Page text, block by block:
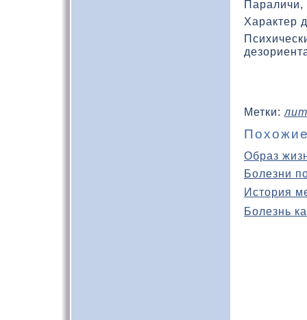
Параличи,
Характер
Метки:
Образ
Болезни
История
Болезнь